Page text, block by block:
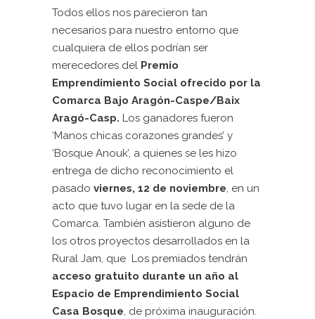
Todos ellos nos parecieron tan
necesarios para nuestro entorno que
cualquiera de ellos podrían ser
merecedores del Premio
Emprendimiento Social ofrecido por la
Comarca Bajo Aragón-Caspe/Baix
Aragó-Casp. Los ganadores fueron
‘Manos chicas corazones grandes’ y
‘Bosque Anouk’, a quienes se les hizo
entrega de dicho reconocimiento el
pasado viernes, 12 de noviembre, en un
acto que tuvo lugar en la sede de la
Comarca. También asistieron alguno de
los otros proyectos desarrollados en la
Rural Jam, que Los premiados tendrán
acceso gratuito durante un año al
Espacio de Emprendimiento Social
Casa Bosque, de próxima inauguración.